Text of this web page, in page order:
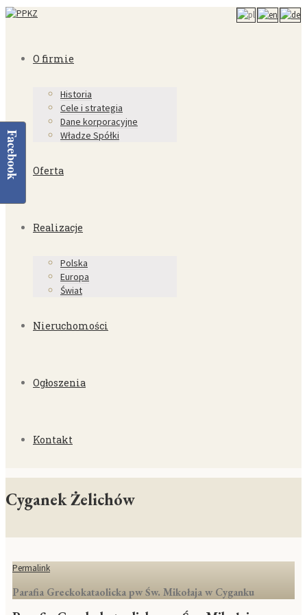
O firmie
Historia
Cele i strategia
Dane korporacyjne
Władze Spółki
Oferta
Realizacje
Polska
Europa
Świat
Nieruchomości
Ogłoszenia
Kontakt
Cyganek Żelichów
Permalink
Parafia Greckokataolicka pw Św. Mikołaja w Cyganku
Facebook